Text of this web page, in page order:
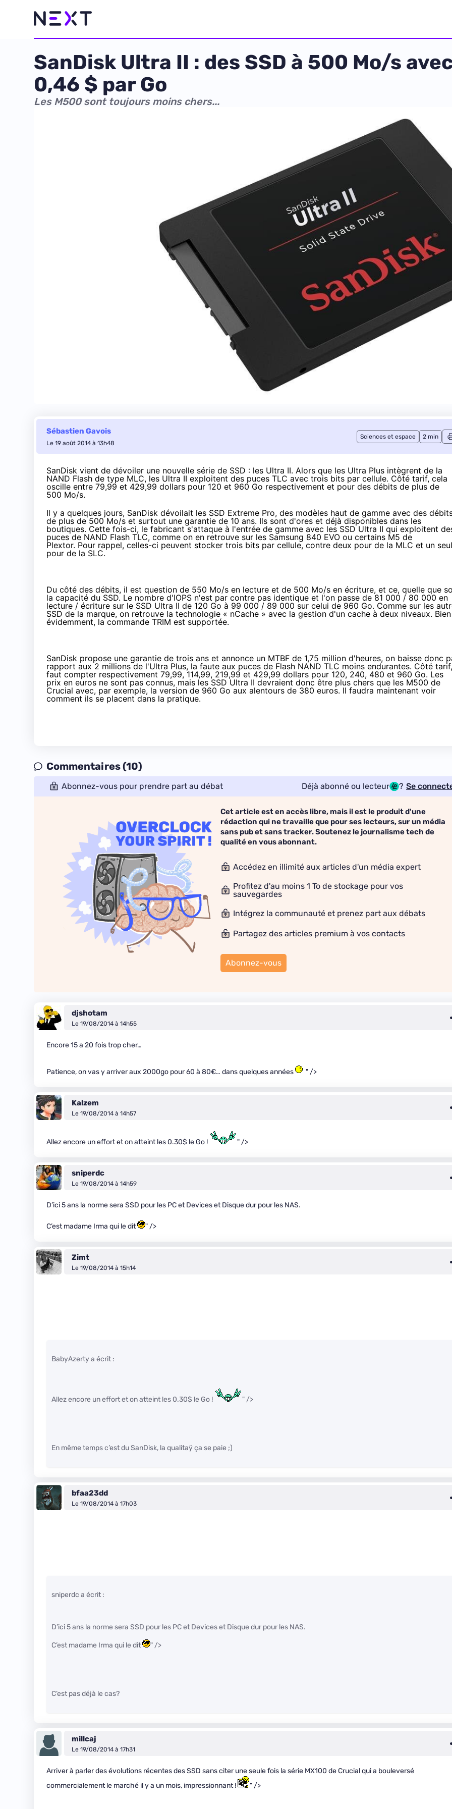
SanDisk Ultra II : des SSD à 500 Mo/s
0,46 $ par Go
Les M500 sont toujours moins chers...
Sébastien Gavois
Le 19 août 2014 à 13h48
Sciences et espace 2 min
SanDisk vient de dévoiler une nouvelle série de SSD : les Ultra II. Alors que les Ultra Plus intègrent de la
NAND Flash de type MLC, les Ultra II exploitent des puces TLC avec trois bits par cellule. Côté tarif, cela
oscille entre 79,99 et 429,99 dollars pour 120 et 960 Go respectivement et pour des débits de plus de
500 Mo/s.
Il y a quelques jours, SanDisk dévoilait les SSD Extreme Pro, des modèles haut de gamme avec des
de plus de 500 Mo/s et surtout une garantie de 10 ans. Ils sont d'ores et déjà disponibles dans les
boutiques. Cette fois-ci, le fabricant s'attaque à l'entrée de gamme avec les SSDUltra II qui exploitent
puces de NAND Flash TLC, comme on en retrouve sur les Samsung 840 EVO ou certains M5 de
Plextor. Pour rappel, celles-ci peuvent stocker trois bits par cellule, contre deux pour de la MLC et un seul
pour de la SLC.
Du côté des débits, il est question de 550 Mo/s en lecture et de 500 Mo/s en écriture, et ce, quelle que
la capacité du SSD. Le nombre d'IOPS n'est par contre pas identique et l'on passe de 81 000 / 80 000 en
lecture / écriture sur le SSD Ultra II de 120 Go à 99 000 / 89 000 sur celui de 960 Go. Comme sur les
SSD de la marque, on retrouve la technologie « nCache » avec la gestion d'un cache à deux niveaux. Bien
évidemment, la commande TRIM est supportée.
SanDisk propose une garantie de trois ans et annonce un MTBF de 1,75 million d'heures, on baisse donc
rapport aux 2 millions de l'Ultra Plus, la faute aux puces de Flash NAND TLC moins endurantes. Côté
faut compter respectivement 79,99, 114,99, 219,99 et 429,99 dollars pour 120, 240, 480 et 960 Go. Les
prix en euros ne sont pas connus, mais les SSD Ultra II devraient donc être plus chers que les M500 de
Crucial avec, par exemple, la version de 960 Go aux alentours de 380 euros. Il faudra maintenant voir
comment ils se placent dans la pratique.
Commentaires (10)
Abonnez-vous pour prendre part au débat Déjà abonné ou lecteur ? Se
Cet article est en accès libre, mais il est le produit d'une
rédaction qui ne travaille que pour ses lecteurs, sur un média
sans pub et sans tracker. Soutenez le journalisme tech de
qualité en vous abonnant.
Accédez en illimité aux articles d'un média expert
Profitez d'au moins 1 To de stockage pour vos
sauvegardes
Intégrez la communauté et prenez part aux débats
Partagez des articles premium à vos contacts
Abonnez-vous
djshotam
Le 19/08/2014 à 14h55
Encore 15 a 20 fois trop cher…
Patience, on vas y arriver aux 2000go pour 60 à 80€… dans quelques années " />
Kalzem
Le 19/08/2014 à 14h57
Allez encore un effort et on atteint les 0.30$ le Go ! " />
sniperdc
Le 19/08/2014 à 14h59
D’ici 5 ans la norme sera SSD pour les PC et Devices et Disque dur pour les NAS.
C’est madame Irma qui le dit " />
Zimt
Le 19/08/2014 à 15h14
BabyAzerty a écrit :
Allez encore un effort et on atteint les 0.30$ le Go ! " />
En même temps c’est du SanDisk, la qualitaÿ ça se paie ;)
bfaa23dd
Le 19/08/2014 à 17h03
sniperdc a écrit :
D’ici 5 ans la norme sera SSD pour les PC et Devices et Disque dur pour les NAS.
C’est madame Irma qui le dit " />
C’est pas déjà le cas?
millcaj
Le 19/08/2014 à 17h31
Arriver à parler des évolutions récentes des SSD sans citer une seule fois la série MX100 de Crucial qui a bouleversé
commercialement le marché il y a un mois, impressionnant !
" />